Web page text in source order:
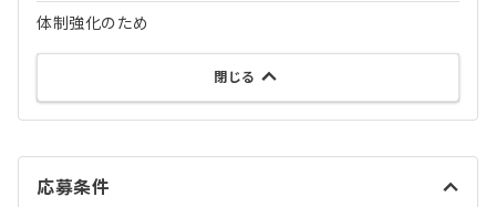
体制強化のため
閉じる
応募条件